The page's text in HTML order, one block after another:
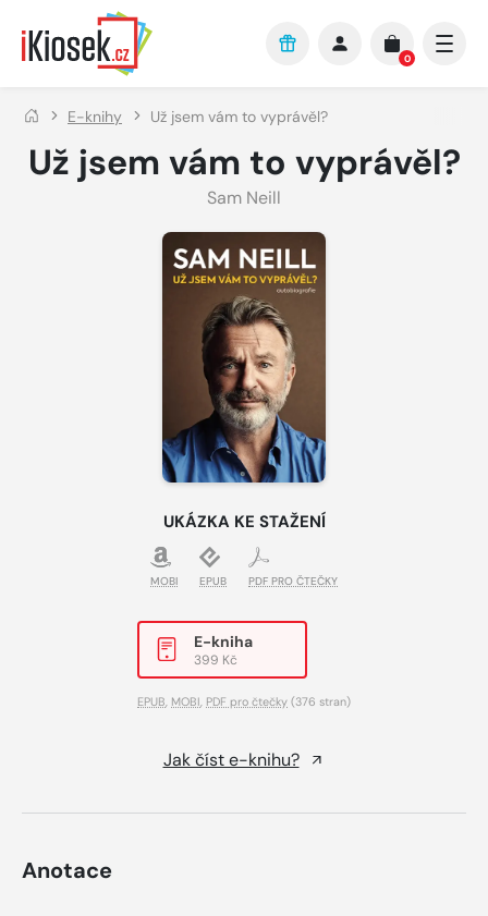
Přejít na hlavní obsah
0
E-knihy Už jsem vám to vyprávěl?
Už jsem vám to vyprávěl?
Sam Neill
UKÁZKA KE STAŽENÍ
MOBI EPUB PDF PRO ČTEČKY
E-kniha
399 Kč
EPUB MOBI PDF pro čtečky (376 stran)
Jak číst e-knihu?
Anotace